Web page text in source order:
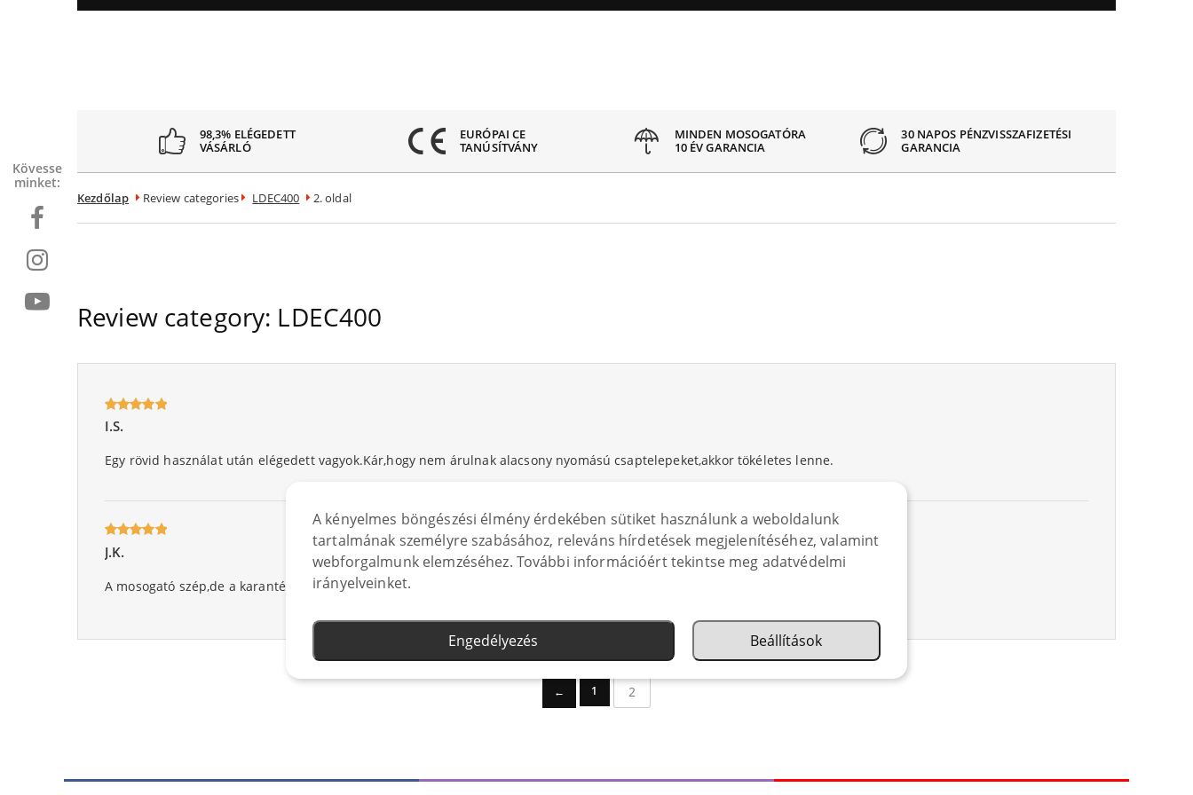
Kövessen
minket:
98,3% ELÉGEDETT
VÁSÁRLÓ
EURÓPAI CE
TANÚSÍTVÁNY
MINDEN MOSOGATÓRA
10 ÉV GARANCIA
30 NAPOS PÉNZVISSZAFIZETÉSI
GARANCIA
Kezdőlap Review categories LDEC400 2. oldal
Review category: LDEC400
Oceniony
I.S.
Egy rövid használat után elégedett vagyok.Kár,hogy nem árulnak alacsony nyomású csaptelepeket,akkor tökéletes lenne.
Oceniony
J.K.
A mosogató szép,de a karantén miatt még mindig a dobozban van. Alig várom,hogy megvegyem a munkapultom és beszereljem.
← 1 2
A kényelmes böngészési élmény érdekében sütiket használunk a weboldalunk
tartalmának személyre szabásához, releváns hírdetések megjelenítéséhez, valamint
webforgalmunk elemzéséhez. További információért tekintse meg adatvédelmi
irányelveinket.
Engedélyezés Beállítások